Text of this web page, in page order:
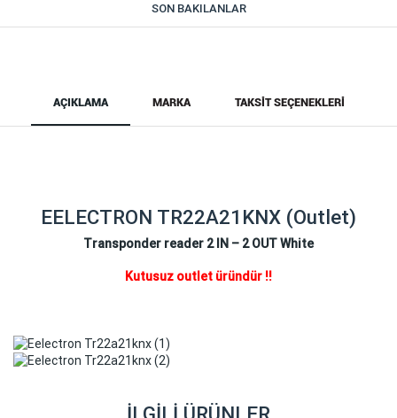
SON BAKILANLAR
AÇIKLAMA MARKA TAKSIT SEÇENEKLERI
EELECTRON TR22A21KNX (Outlet)
Transponder reader 2 IN – 2 OUT White
Kutusuz outlet üründür !!